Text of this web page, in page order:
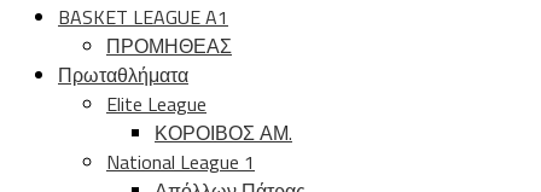
BASKET LEAGUE A1
ΠΡΟΜΗΘΕΑΣ
Πρωταθλήματα
Elite League
ΚΟΡΟΙΒΟΣ ΑΜ.
National League 1